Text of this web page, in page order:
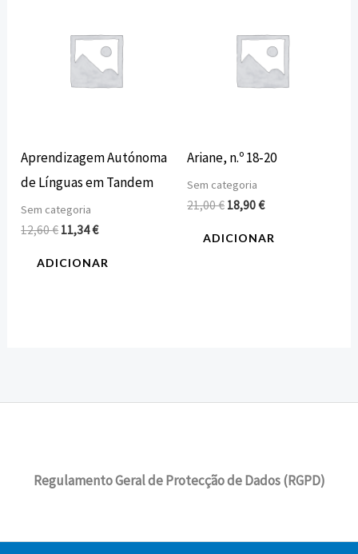
Aprendizagem Autónoma
de Línguas em Tandem
Sem categoria
12,60€
era:
12,60 €.
11,34€
é:
11,34 €.
ADICIONAR
Ariane, n.º 18‑20
Sem categoria
21,00€
era:
21,00 €.
18,90€
é:
18,90 €.
ADICIONAR
Regulamento Geral de Protecção de Dados (RGPD)